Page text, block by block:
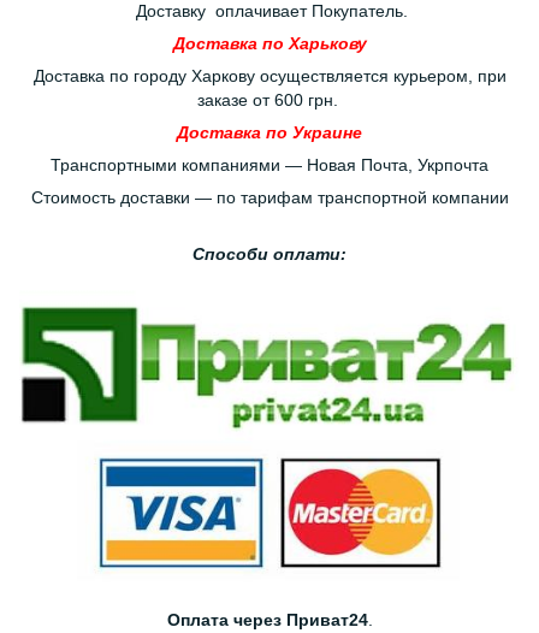
Доставку оплачивает Покупатель.
Доставка по Харькову
Доставка по городу Харкову осуществляется курьером, при
заказе от 600 грн.
Доставка по Украине
Транспортными компаниями — Новая Почта, Укрпочта
Стоимость доставки — по тарифам транспортной компании
Способи оплати:
Оплата через Приват24.